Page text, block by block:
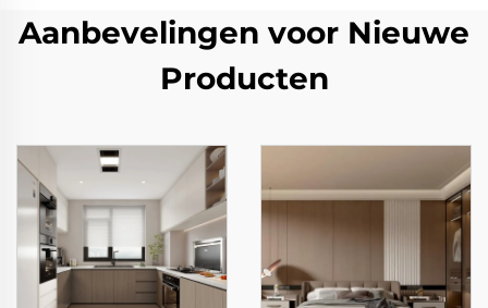
Aanbevelingen voor Nieuwe
Producten